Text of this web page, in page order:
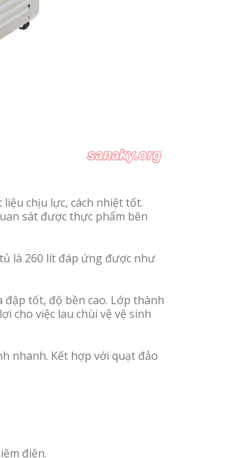
chịu lực, cách nhiệt tốt.
sát được thực phẩm bên
là 260 lít đáp ứng được như
đập tốt, độ bền cao. Lớp thành
cho việc lau chùi vệ vệ sinh
nhanh. Kết hợp với quạt đảo
điện.